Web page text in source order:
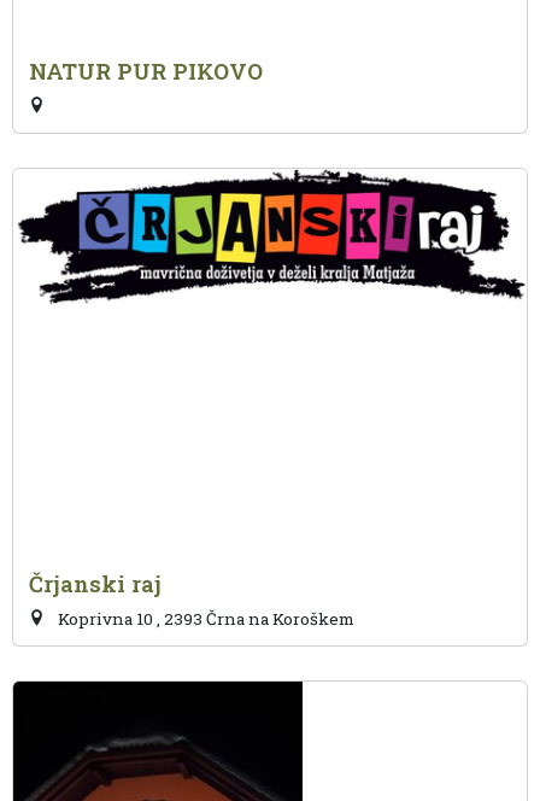
NATUR PUR PIKOVO
Črjanski raj
Koprivna 10 , 2393 Črna na Koroškem